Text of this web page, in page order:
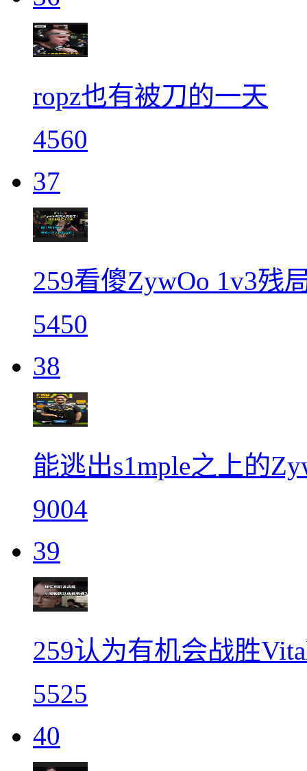
ropz也有被刀的一天
4560
37
259看傻ZywOo 1v3残
5450
38
能逃出s1mple之上的
9004
39
259认为有机会战胜
5525
40